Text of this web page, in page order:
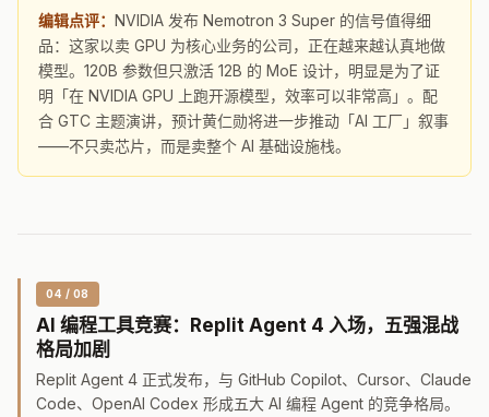
编辑点评： NVIDIA 发布 Nemotron 3 Super 的信号值得细
品：这家以卖 GPU 为核心业务的公司，正在越来越认真地做
模型。120B 参数但只激活 12B 的 MoE 设计，明显是为了证
明「在 NVIDIA GPU 上跑开源模型，效率可以非常高」。配
合 GTC 主题演讲，预计黄仁勋将进一步推动「AI 工厂」叙事
——不只卖芯片，而是卖整个 AI 基础设施栈。
04 / 08
AI 编程工具竞赛：Replit Agent 4 入场，五强混战
格局加剧
Replit Agent 4 正式发布，与 GitHub Copilot、Cursor、Claude
Code、OpenAI Codex 形成五大 AI 编程 Agent 的竞争格局。